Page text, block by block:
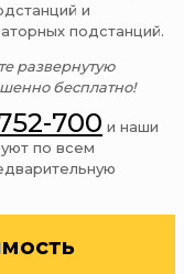
и
подстанций.
развернутую
бесплатно!
700 и наши
по всем